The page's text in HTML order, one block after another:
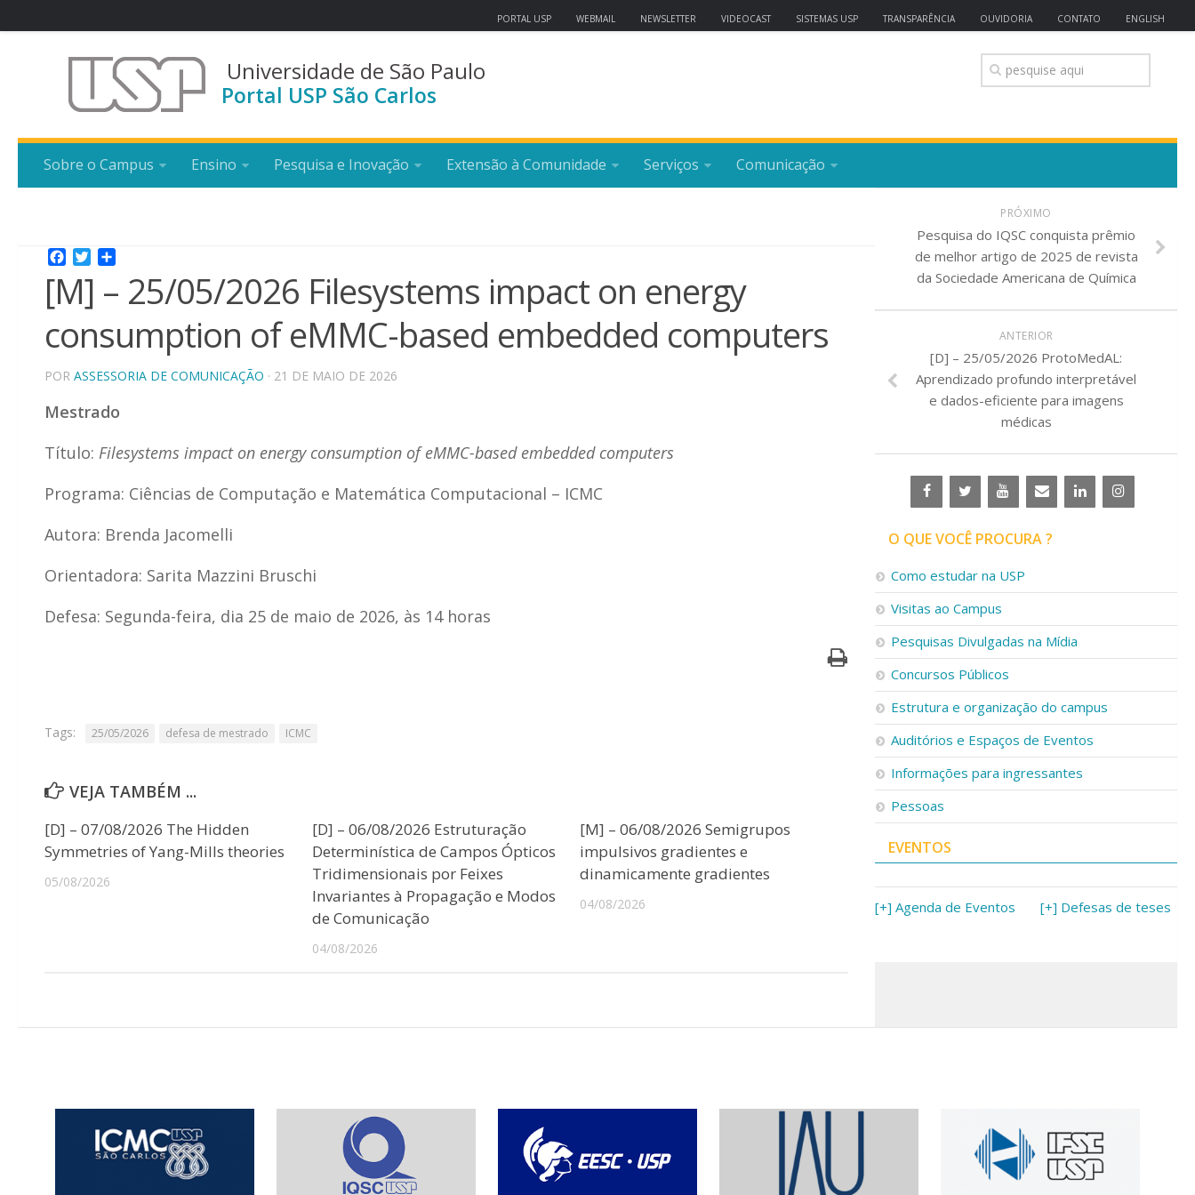
PORTAL USP WEBMAIL NEWSLETTER VIDEOCAST SISTEMAS USP TRANSPARÊNCIA OUVIDORIA CONTATO ENGLISH
Universidade de São Paulo
Portal USP São Carlos
Sobre o Campus Ensino Pesquisa e Inovação Extensão à Comunidade Serviços Comunicação
Facebook
Twitter
[M] – 25/05/2026 Filesystems impact on energy
consumption of eMMC-based embedded computers
POR ASSESSORIA DE COMUNICAÇÃO · 21 DE MAIO DE 2026
Mestrado
Título: Filesystems impact on energy consumption of eMMC-based embedded computers
Programa: Ciências de Computação e Matemática Computacional – ICMC
Autora: Brenda Jacomelli
Orientadora: Sarita Mazzini Bruschi
Defesa: Segunda-feira, dia 25 de maio de 2026, às 14 horas
Tags: 25/05/2026 defesa de mestrado ICMC
VEJA TAMBÉM ...
[D] – 07/08/2026 The Hidden
Symmetries of Yang-Mills theories
05/08/2026
[D] – 06/08/2026 Estruturação
Determinística de Campos Ópticos
Tridimensionais por Feixes
Invariantes à Propagação e Modos
de Comunicação
04/08/2026
[M] – 06/08/2026 Semigrupos
impulsivos gradientes e
dinamicamente gradientes
04/08/2026
PRÓXIMO
Pesquisa do IQSC conquista prêmio
de melhor artigo de 2025 de revista
da Sociedade Americana de Química
ANTERIOR
[D] – 25/05/2026 ProtoMedAL:
Aprendizado profundo interpretável
e dados-eficiente para imagens
médicas
O QUE VOCÊ PROCURA ?
Como estudar na USP
Visitas ao Campus
Pesquisas Divulgadas na Mídia
Concursos Públicos
Estrutura e organização do campus
Auditórios e Espaços de Eventos
Informações para ingressantes
Pessoas
EVENTOS
[+] Agenda de Eventos [+] Defesas de teses